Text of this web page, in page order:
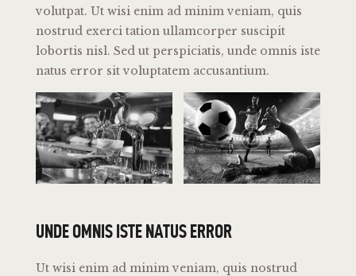
volutpat. Ut wisi enim ad minim veniam, quis
nostrud exerci tation ullamcorper suscipit
lobortis nisl. Sed ut perspiciatis, unde omnis iste
natus error sit voluptatem accusantium.
UNDE OMNIS ISTE NATUS ERROR
Ut wisi enim ad minim veniam, quis nostrud